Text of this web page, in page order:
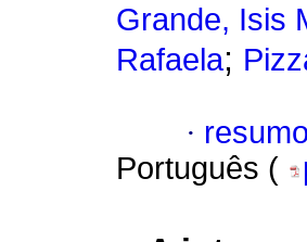
Grande, Isis
Rafaela;
·
Português (